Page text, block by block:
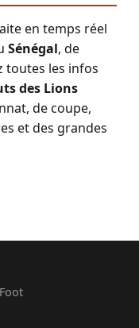
en temps réel
Sénégal, de
toutes les infos
des Lions
de coupe,
et des grandes